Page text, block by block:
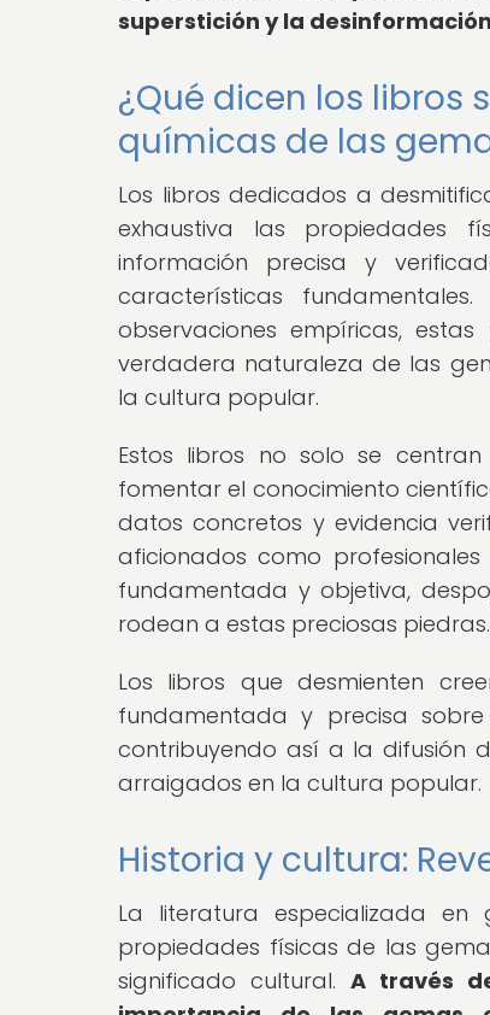
superstición y la
¿Qué dicen los libros
químicas de las
Los libros dedicados a
exhaustiva las propiedades
información precisa y
características
observaciones empíricas,
verdadera naturaleza de las
la cultura popular.
Estos libros no solo se
fomentar el conocimiento
datos concretos y evidencia
aficionados como
fundamentada y objetiva,
rodean a estas preciosas piedras.
Los libros que desmienten
fundamentada y precisa
contribuyendo así a la difusión
arraigados en la cultura popular.
Historia y cultura:
La literatura especializada
propiedades físicas de las
significado cultural.A través